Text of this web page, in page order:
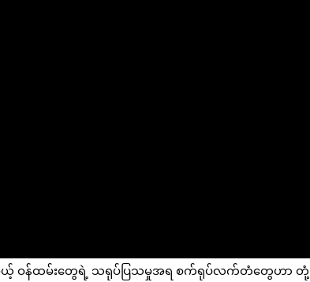
ေမယ့် ဝန်ထမ်းတွေရဲ့ သရုပ်ပြသမှုအရ စက်ရုပ်လက်တံတွေဟာ တုံ့